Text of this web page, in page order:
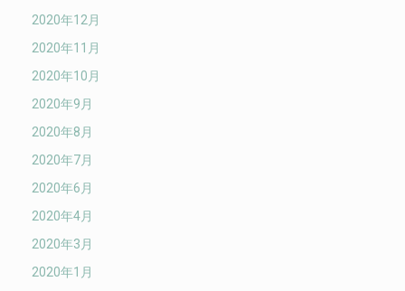
2020年12月
2020年11月
2020年10月
2020年9月
2020年8月
2020年7月
2020年6月
2020年4月
2020年3月
2020年1月